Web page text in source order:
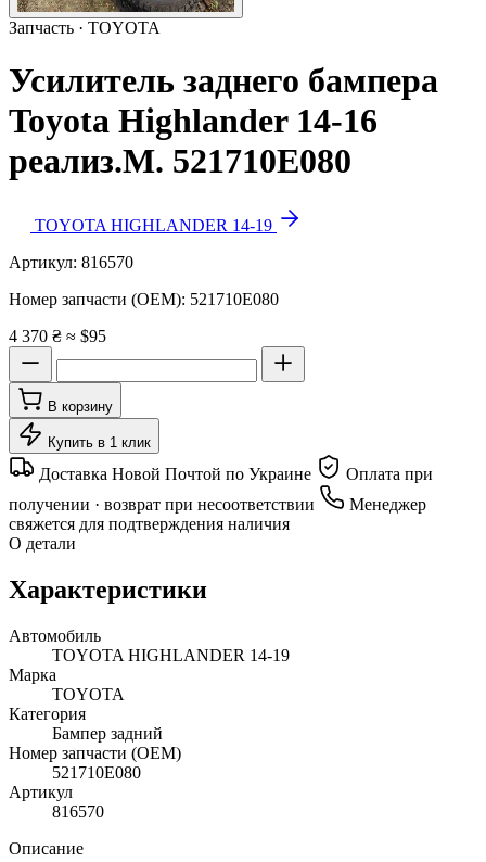
Запчасть · TOYOTA
Усилитель заднего бампера
Toyota Highlander 14-16
реализ.М. 521710E080
TOYOTA HIGHLANDER 14-19
Артикул: 816570
Номер запчасти (OEM): 521710E080
4 370 ₴ ≈ $95
В корзину
Купить в 1 клик
Доставка Новой Почтой по Украине
Оплата при
получении · возврат при несоответствии
Менеджер
свяжется для подтверждения наличия
О детали
Характеристики
Автомобиль
TOYOTA HIGHLANDER 14-19
Марка
TOYOTA
Категория
Бампер задний
Номер запчасти (OEM)
521710E080
Артикул
816570
Описание